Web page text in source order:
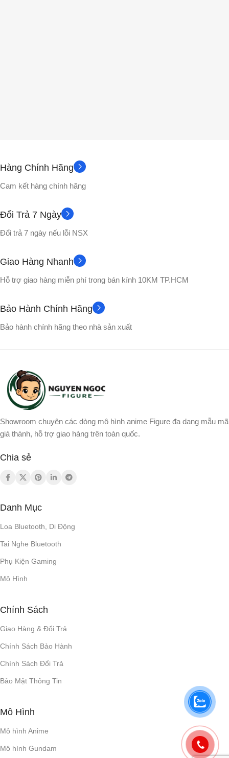
Hàng Chính Hãng
Cam kết hàng chính hãng
Đổi Trả 7 Ngày
Đổi trả 7 ngày nếu lỗi NSX
Giao Hàng Nhanh
Hỗ trợ giao hàng miễn phí trong bán kính 10KM TP.HCM
Bảo Hành Chính Hãng
Bảo hành chính hãng theo nhà sản xuất
Showroom chuyên các dòng mô hình anime Figure đa dạng mẫu mã
giá thành, hỗ trợ giao hàng trên toàn quốc.
Chia sẻ
Danh Mục
Loa Bluetooth, Di Động
Tai Nghe Bluetooth
Phụ Kiện Gaming
Mô Hình
Chính Sách
Giao Hàng & Đổi Trả
Chính Sách Bảo Hành
Chính Sách Đổi Trả
Bảo Mật Thông Tin
Mô Hình
Mô hình Anime
Mô hình Gundam